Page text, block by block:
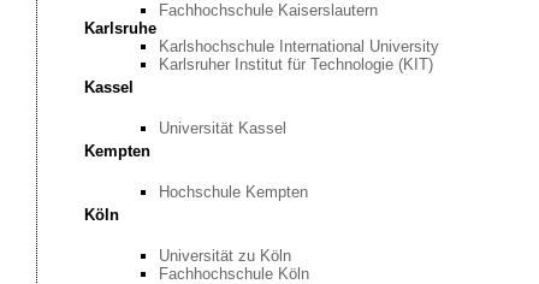
Fachhochschule Kaiserslautern
Karlsruhe
Karlshochschule International University
Karlsruher Institut für Technologie (KIT)
Kassel
Universität Kassel
Kempten
Hochschule Kempten
Köln
Universität zu Köln
Fachhochschule Köln